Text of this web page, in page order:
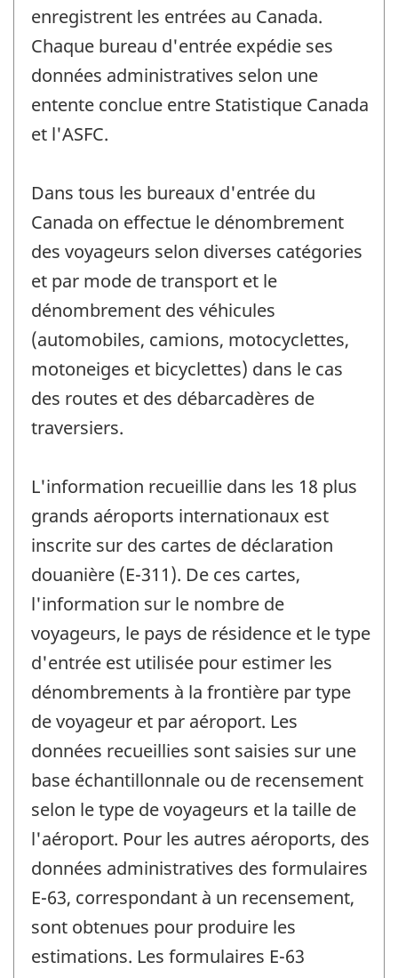
enregistrent les entrées au Canada.
Chaque bureau d'entrée expédie ses
données administratives selon une
entente conclue entre Statistique Canada
et l'ASFC.
Dans tous les bureaux d'entrée du
Canada on effectue le dénombrement
des voyageurs selon diverses catégories
et par mode de transport et le
dénombrement des véhicules
(automobiles, camions, motocyclettes,
motoneiges et bicyclettes) dans le cas
des routes et des débarcadères de
traversiers.
L'information recueillie dans les 18 plus
grands aéroports internationaux est
inscrite sur des cartes de déclaration
douanière (E-311). De ces cartes,
l'information sur le nombre de
voyageurs, le pays de résidence et le type
d'entrée est utilisée pour estimer les
dénombrements à la frontière par type
de voyageur et par aéroport. Les
données recueillies sont saisies sur une
base échantillonnale ou de recensement
selon le type de voyageurs et la taille de
l'aéroport. Pour les autres aéroports, des
données administratives des formulaires
E-63, correspondant à un recensement,
sont obtenues pour produire les
estimations. Les formulaires E-63